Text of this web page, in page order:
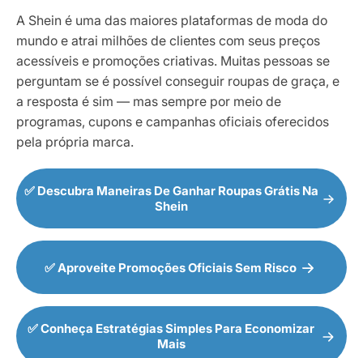
A Shein é uma das maiores plataformas de moda do
mundo e atrai milhões de clientes com seus preços
acessíveis e promoções criativas. Muitas pessoas se
perguntam se é possível conseguir roupas de graça, e
a resposta é sim — mas sempre por meio de
programas, cupons e campanhas oficiais oferecidos
pela própria marca.
✅ Descubra Maneiras De Ganhar Roupas Grátis Na
Shein
✅ Aproveite Promoções Oficiais Sem Risco
✅ Conheça Estratégias Simples Para Economizar
Mais